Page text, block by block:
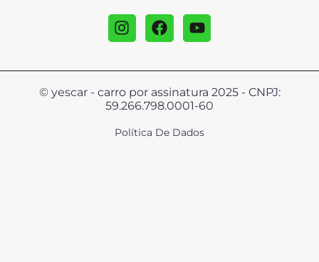
© yescar - carro por assinatura 2025 - CNPJ:
59.266.798.0001-60
Política De Dados